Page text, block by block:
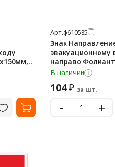
Е04
Арт.ф610585
Знак
эвакуационному
направо Фолиант
самоклеящаяся
В наличии
104₽ за шт.
- +